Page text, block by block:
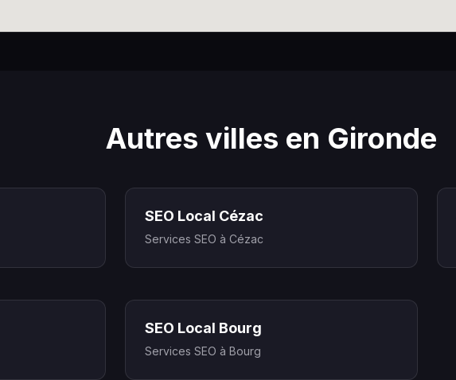
Autres villes en Gironde
SEO Local Cézac
Services SEO à Cézac
SEO Local Bourg
Services SEO à Bourg